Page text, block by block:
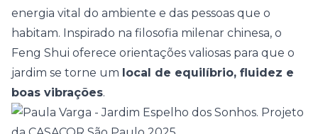
energia vital do ambiente e das pessoas que o
habitam. Inspirado na filosofia milenar chinesa, o
Feng Shui oferece orientações valiosas para que o
jardim se torne um local de equilíbrio, fluidez e
boas vibrações.